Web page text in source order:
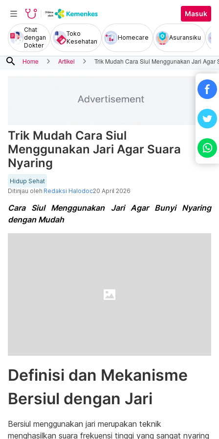
Masuk
Chat
dengan
Dokter
Toko
Kesehatan
Homecare Asuransiku
search Home Artikel Trik Mudah Cara Siul Menggunakan Jari Agar
Trik Mudah Cara Siul
Menggunakan Jari Agar Suara
Nyaring
Hidup Sehat
Ditinjau oleh Redaksi Halodoc20 April 2026
Cara Siul Menggunakan Jari Agar Bunyi Nyaring
dengan Mudah
Definisi dan Mekanisme
Bersiul dengan Jari
Bersiul menggunakan jari merupakan teknik
menghasilkan suara frekuensi tinggi yang sangat nyaring